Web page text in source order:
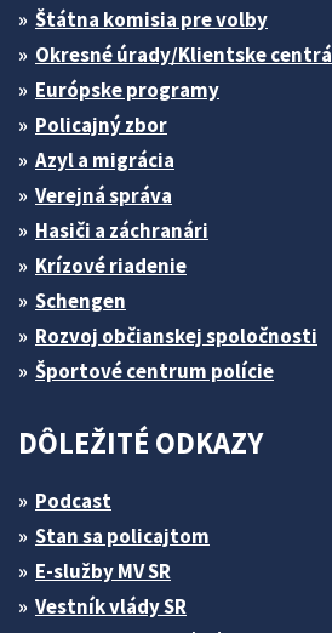
Štátna komisia pre volby
Okresné úrady/Klientske centrá
Európske programy
Policajný zbor
Azyl a migrácia
Verejná správa
Hasiči a záchranári
Krízové riadenie
Schengen
Rozvoj občianskej spoločnosti
Športové centrum polície
DÔLEŽITÉ ODKAZY
Podcast
Stan sa policajtom
E-služby MV SR
Vestník vlády SR